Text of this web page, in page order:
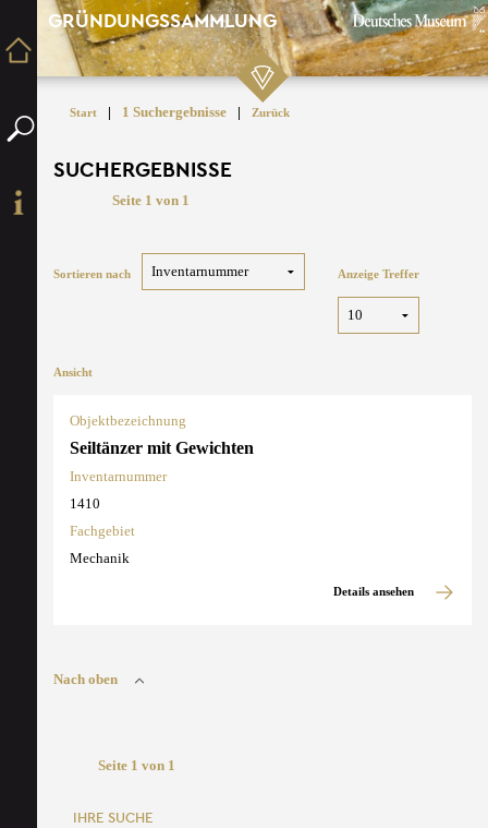
GRÜNDUNGSSAMMLUNG
Start | 1 Suchergebnisse | Zurück
SUCHERGEBNISSE
Seite 1 von 1
Sortieren nach Anzeige Treffer
Ansicht
Objektbezeichnung
Seiltänzer mit Gewichten
Inventarnummer
1410
Fachgebiet
Mechanik
Details ansehen
Nach oben
Seite 1 von 1
IHRE SUCHE